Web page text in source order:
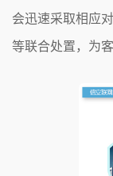
会迅速采取相应
等联合处置，为